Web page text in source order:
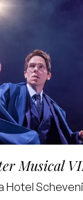
Musical
Hotel
Harry